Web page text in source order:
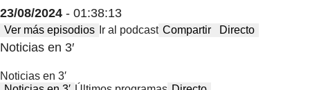
23/08/2024 - 01:38:13
Ver más episodios Ir al podcast Compartir Directo
Noticias en 3′
Noticias en 3′